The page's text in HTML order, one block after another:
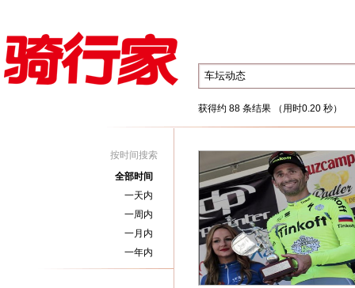
获得约 88 条结果 （用时0.20 秒）
按时间搜索
全部时间
一天内
一周内
一月内
一年内